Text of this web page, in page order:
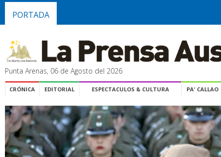
PORTADA
Punta Arenas, 06 de Agosto del 2026
CRÓNICA EDITORIAL ESPECTACULOS & CULTURA PA' CALLAO